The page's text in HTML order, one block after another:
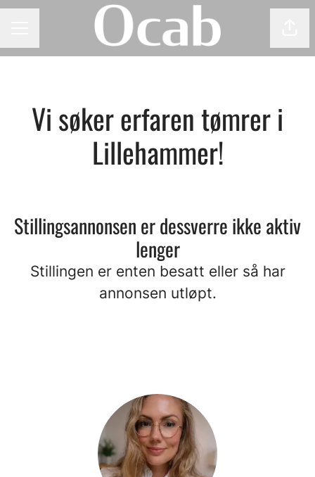
Vi søker erfaren tømrer i
Lillehammer!
Stillingsannonsen er dessverre ikke aktiv
lenger
Stillingen er enten besatt eller så har
annonsen utløpt.